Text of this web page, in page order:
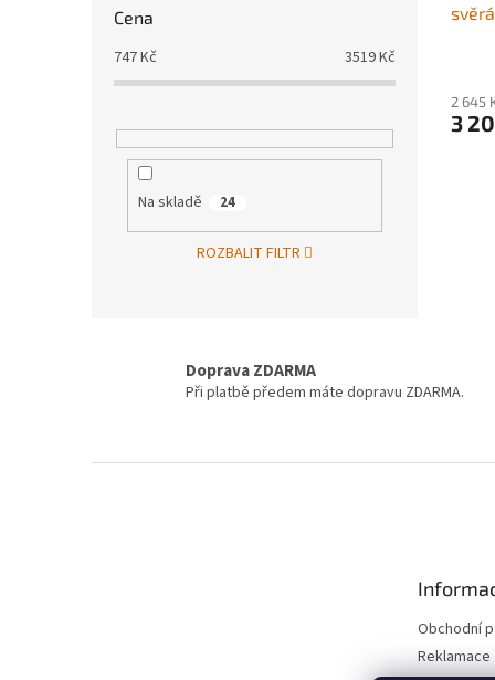
Cena
747Kč 3519Kč
Na skladě 24
ROZBALIT FILTR
2 645
3
Doprava ZDARMA
Při platbě předem máte dopravu ZDARMA.
Obchodní